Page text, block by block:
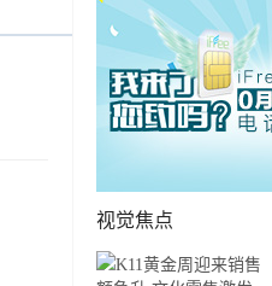
视觉焦点